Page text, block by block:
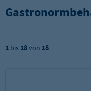
1 bis 18von 18